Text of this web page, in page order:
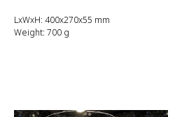
LxWxH: 400x270x55 mm
Weight: 700 g